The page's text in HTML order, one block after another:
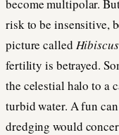
become multipolar.
risk to be insensitive,
picture called
fertility is betrayed.
the celestial halo to a
turbid water. A fun
dredging would